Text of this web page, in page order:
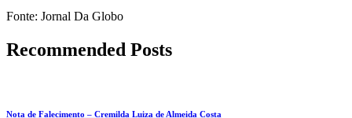
Fonte: Jornal Da Globo
Recommended Posts
Nota de Falecimento – Cremilda Luiza de Almeida Costa